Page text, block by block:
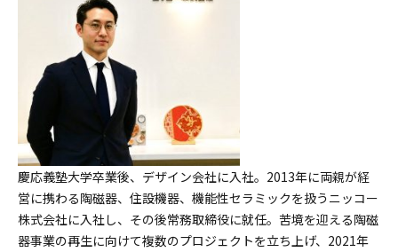
慶応義塾大学卒業後、デザイン会社に入社。2013年に両親が経
営に携わる陶磁器、住設機器、機能性セラミックを扱うニッコー
株式会社に入社し、その後常務取締役に就任。苦境を迎える陶磁
器事業の再生に向けて複数のプロジェクトを立ち上げ、2021年